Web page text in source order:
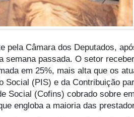
pela Câmara dos Deputados,
semana passada. O setor
em 25%, mais alta que os
Social (PIS) e da Contribuição
Social (Cofins) cobrado sobre
engloba a maioria das